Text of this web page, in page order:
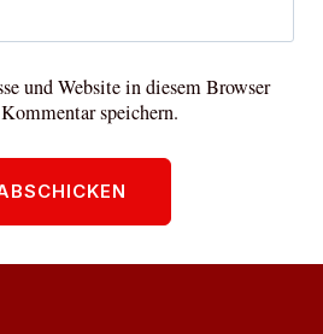
und Website in diesem Browser
speichern.